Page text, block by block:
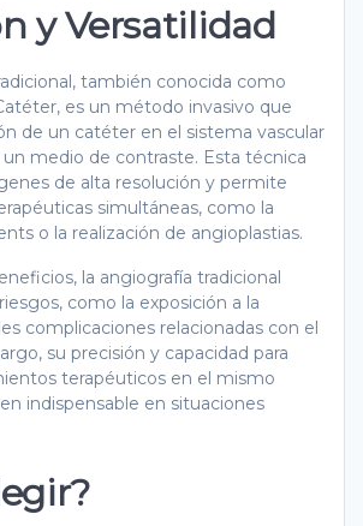
y Versatilidad
también conocida como
es un método invasivo que
de un catéter en el sistema vascular
medio de contraste. Esta técnica
de alta resolución y permite
simultáneas, como la
o la realización de angioplastias.
la angiografía tradicional
como la exposición a la
complicaciones relacionadas con el
su precisión y capacidad para
terapéuticos en el mismo
indispensable en situaciones